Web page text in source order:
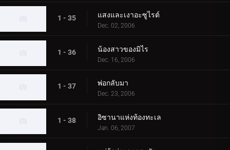
1 - 35 แสงและเงาอะซูไรต์
Dec. 02, 2006
1 - 36 น้องสาวของมิไร
Dec. 16, 2006
1 - 37 พ่อกลับมา
Dec. 23, 2006
1 - 38 อิซานาแห่งท้องทะเล
Jan. 06, 2007